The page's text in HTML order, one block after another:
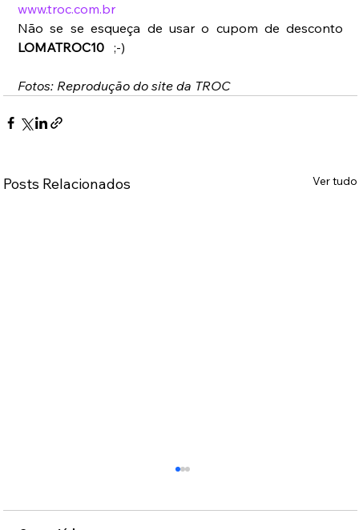
www.troc.com.br
LOMATROC10 ;-)
Fotos: Reprodução do site da TROC
Posts Relacionados Ver tudo